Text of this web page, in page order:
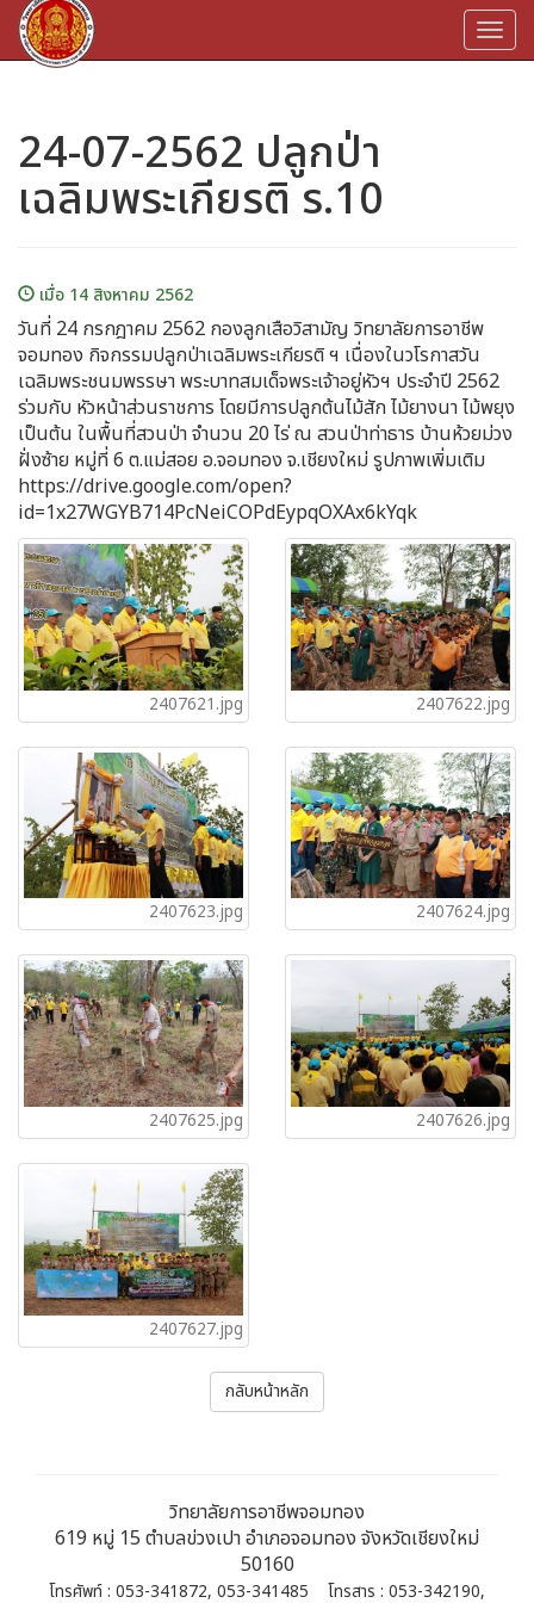
24-07-2562 ปลูกป่า
เฉลิมพระเกียรติ ร.10
เมื่อ 14 สิงหาคม 2562
วันที่ 24 กรกฎาคม 2562 กองลูกเสือวิสามัญ วิทยาลัยการอาชีพ
จอมทอง กิจกรรมปลูกป่าเฉลิมพระเกียรติ ฯ เนื่องในวโรกาสวัน
เฉลิมพระชนมพรรษา พระบาทสมเด็จพระเจ้าอยู่หัวฯ ประจำปี 2562
ร่วมกับ หัวหน้าส่วนราชการ โดยมีการปลูกต้นไม้สัก ไม้ยางนา ไม้พยุง
เป็นต้น ในพื้นที่สวนป่า จำนวน 20 ไร่ ณ สวนป่าท่าธาร บ้านห้วยม่วง
ฝั่งซ้าย หมู่ที่ 6 ต.แม่สอย อ.จอมทอง จ.เชียงใหม่ รูปภาพเพิ่มเติม
https://drive.google.com/open?
id=1x27WGYB714PcNeiCOPdEypqOXAx6kYqk
2407621.jpg 2407622.jpg
2407623.jpg 2407624.jpg
2407625.jpg 2407626.jpg
2407627.jpg
กลับหน้าหลัก
วิทยาลัยการอาชีพจอมทอง
619 หมู่ 15 ตำบลข่วงเปา อำเภอจอมทอง จังหวัดเชียงใหม่
50160
โทรศัพท์ : 053-341872, 053-341485 โทรสาร : 053-342190,